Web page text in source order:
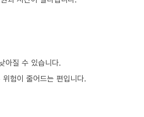
아질 수 있습니다.
험이 줄어드는 편입니다.